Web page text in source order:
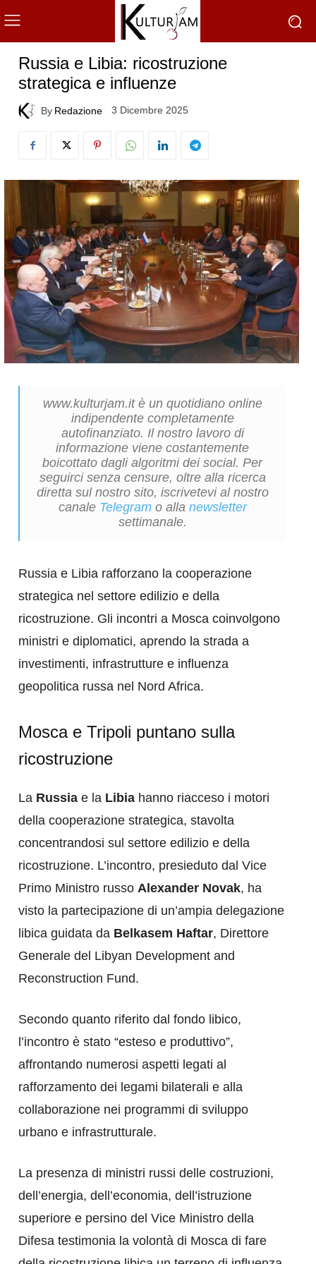
Russia e Libia: ricostruzione
strategica e influenze
By Redazione 3 Dicembre 2025
www.kulturjam.it è un quotidiano online
indipendente completamente
autofinanziato. Il nostro lavoro di
informazione viene costantemente
boicottato dagli algoritmi dei social. Per
seguirci senza censure, oltre alla ricerca
diretta sul nostro sito, iscrivetevi al nostro
canale Telegram o alla newsletter
settimanale.
Russia e Libia rafforzano la cooperazione
strategica nel settore edilizio e della
ricostruzione. Gli incontri a Mosca coinvolgono
ministri e diplomatici, aprendo la strada a
investimenti, infrastrutture e influenza
geopolitica russa nel Nord Africa.
Mosca e Tripoli puntano sulla
ricostruzione
La Russia e la Libia hanno riacceso i motori
della cooperazione strategica, stavolta
concentrandosi sul settore edilizio e della
ricostruzione. L’incontro, presieduto dal Vice
Primo Ministro russo Alexander Novak, ha
visto la partecipazione di un’ampia delegazione
libica guidata da Belkasem Haftar, Direttore
Generale del Libyan Development and
Reconstruction Fund.
Secondo quanto riferito dal fondo libico,
l’incontro è stato “esteso e produttivo”,
affrontando numerosi aspetti legati al
rafforzamento dei legami bilaterali e alla
collaborazione nei programmi di sviluppo
urbano e infrastrutturale.
La presenza di ministri russi delle costruzioni,
dell’energia, dell’economia, dell’istruzione
superiore e persino del Vice Ministro della
Difesa testimonia la volontà di Mosca di fare